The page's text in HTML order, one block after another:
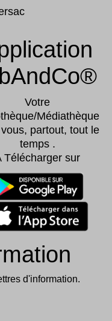
Votre
Médiathèque
partout, tout le
temps .
Télécharger sur
d'information.